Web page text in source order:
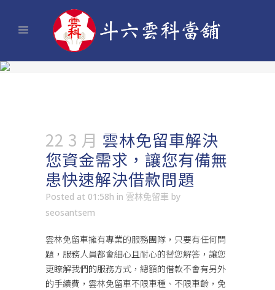
22 3 月 雲林免留車解決
您資金需求，讓您有備無
患快速解決借款問題
Posted at 01:58h in 雲林免留車 by
seosantsem
雲林免留車擁有專業的服務團隊，只要有任何問
題，服務人員都會細心且耐心的替您解答，讓您
更瞭解我們的服務方式，總額的借款不會有另外
的手續費，雲林免留車不限車種、不限車齡，免